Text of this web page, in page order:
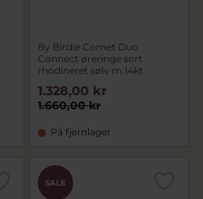
By Birdie Comet Duo
Connect øreringe sort
rhodineret sølv m.14kt
1.660,00 kr
1.328,00 kr
På fjernlager
SALE